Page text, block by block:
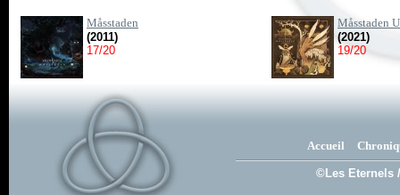
Måsstaden
(2011)
17/20
Måsstaden
(2021)
19/20
Accueil
©Les Eternels